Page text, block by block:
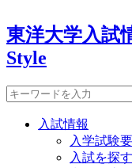
東洋大学入試
Style
入試情報
入学試験
入試を探